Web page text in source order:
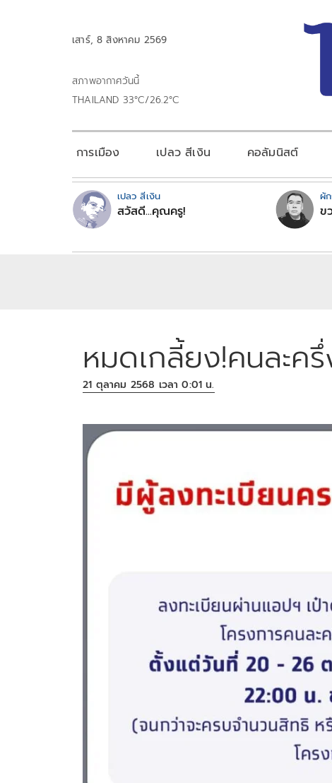
เสาร์, 8 สิงหาคม 2569
สภาพอากาศวันนี้
THAILAND 33°C/26.2°C
การเมือง เปลว สีเงิน คอลัมนิสต์
เปลว สีเงิน
สวัสดี...คุณครู!
ผั
ข
หมดเกลี้ยง!คนละค
21 ตุลาคม 2568 เวลา 0:01 น.